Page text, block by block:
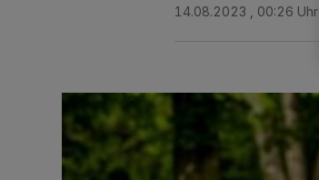
14.08.2023 , 00:26 Uhr